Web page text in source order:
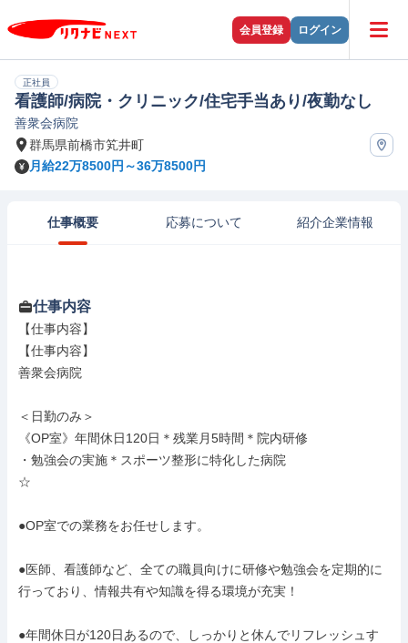
会員登録 ログイン
正社員
看護師/病院・クリニック/住宅手当あり/夜勤なし
善衆会病院
群馬県前橋市笂井町
月給22万8500円～36万8500円
仕事概要 応募について 紹介企業情報
仕事内容
【仕事内容】
【仕事内容】
善衆会病院
＜日勤のみ＞
《OP室》年間休日120日＊残業月5時間＊院内研修
・勉強会の実施＊スポーツ整形に特化した病院
☆
●OP室での業務をお任せします。
●医師、看護師など、全ての職員向けに研修や勉強会を定期的に
行っており、情報共有や知識を得る環境が充実！
●年間休日が120日あるので、しっかりと休んでリフレッシュす